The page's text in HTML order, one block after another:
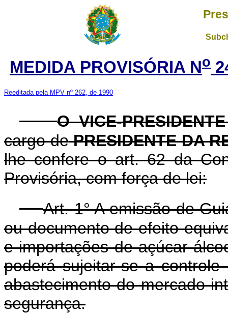
MEDIDA PROVISÓRIA No
Reeditada pela MPV nº 262, de 1990
O VICE-
cargo dePRESIDENTE DA
lhe confere o art. 62 da
Provisória, com força de lei:
Art. 1° A emissão de
ou documento de efeito
e importações de açúcar
poderá sujeitar-se a
abastecimento do mercado
segurança.